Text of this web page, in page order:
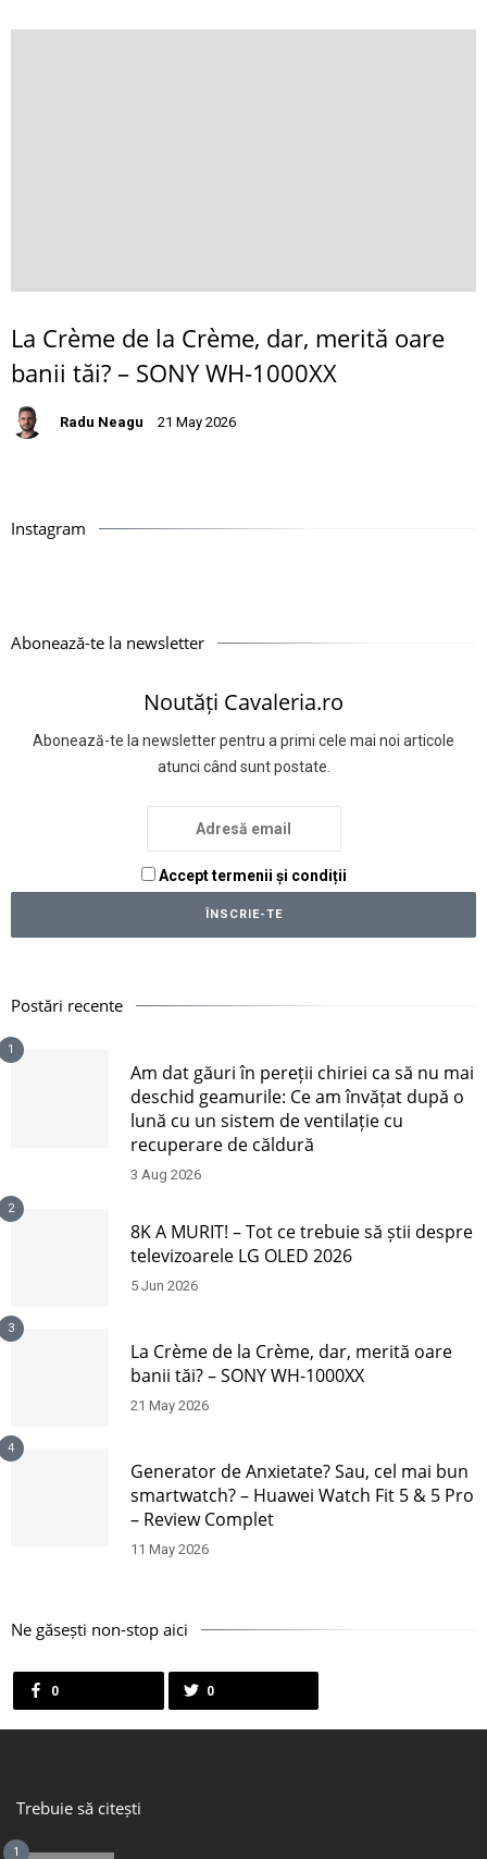
La Crème de la Crème, dar, merită oare
banii tăi? – SONY WH-1000XX
Radu Neagu 21 May 2026
Instagram
Abonează-te la newsletter
Noutăți Cavaleria.ro
Abonează-te la newsletter pentru a primi cele mai noi articole
atunci când sunt postate.
Accept termenii și condiții
Postări recente
1
Am dat găuri în pereții chiriei ca să nu mai
deschid geamurile: Ce am învățat după o
lună cu un sistem de ventilație cu
recuperare de căldură
3 Aug 2026
2
8K A MURIT! – Tot ce trebuie să știi despre
televizoarele LG OLED 2026
5 Jun 2026
3
La Crème de la Crème, dar, merită oare
banii tăi? – SONY WH-1000XX
21 May 2026
4
Generator de Anxietate? Sau, cel mai bun
smartwatch? – Huawei Watch Fit 5 & 5 Pro
– Review Complet
11 May 2026
Ne găsești non-stop aici
0 0
Trebuie să citești
1